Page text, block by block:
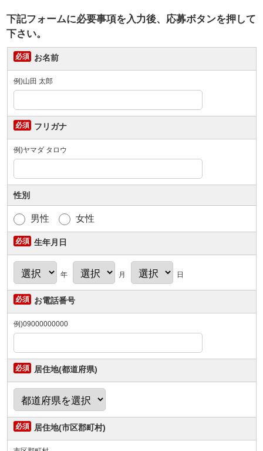
下記フォームに必要事項を入力後、応募ボタンを押して
下さい。
お名前
例)山田 太郎
フリガナ
例)ヤマダ タロウ
性別
男性 女性
生年月日
年 月 日
お電話番号
例)09000000000
居住地(都道府県)
居住地(市区郡町村)